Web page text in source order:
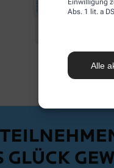
Einwilligung
Abs. 1 lit. a
Alle